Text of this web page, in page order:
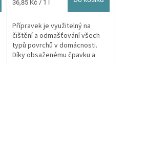
Měrná
36,85 Kč / 1 l
Přípravek je využitelný na
čištění a odmašťování všech
typů povrchů v domácnosti.
Díky obsaženému čpavku a